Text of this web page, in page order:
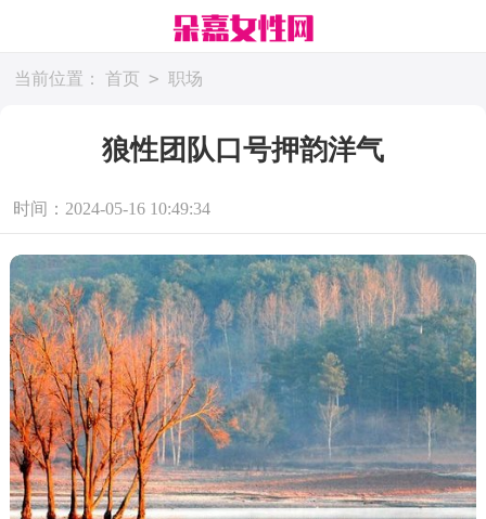
当前位置： 首页 > 职场
狼性团队口号押韵洋气
时间：2024-05-16 10:49:34